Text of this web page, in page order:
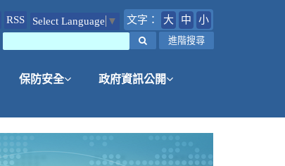
RSS Select Language ▼ 文字： 大 中
小
進階搜尋
保防安全 政府資訊公開